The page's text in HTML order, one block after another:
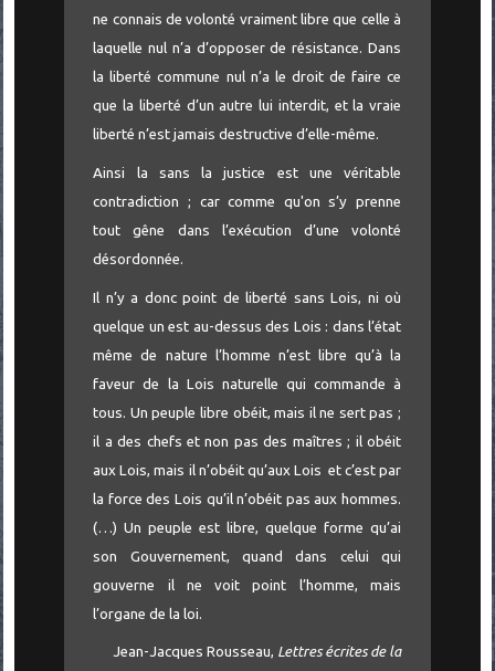
ne connais de volonté vraiment libre que celle à
laquelle nul n’a d’opposer de résistance. Dans
la liberté commune nul n’a le droit de faire ce
que la liberté d’un autre lui interdit, et la vraie
liberté n’est jamais destructive d’elle-même.
Ainsi la sans la justice est une véritable
contradiction ; car comme qu'on s’y prenne
tout gêne dans l’exécution d’une volonté
désordonnée.
Il n’y a donc point de liberté sans Lois, ni où
quelque un est au-dessus des Lois : dans l’état
même de nature l’homme n’est libre qu’à la
faveur de la Lois naturelle qui commande à
tous. Un peuple libre obéit, mais il ne sert pas ;
il a des chefs et non pas des maîtres ; il obéit
aux Lois, mais il n’obéit qu’aux Lois et c’est par
la force des Lois qu’il n’obéit pas aux hommes.
(…) Un peuple est libre, quelque forme qu’ai
son Gouvernement, quand dans celui qui
gouverne il ne voit point l’homme, mais
l’organe de la loi.
Jean-Jacques Rousseau, Lettres écrites de la